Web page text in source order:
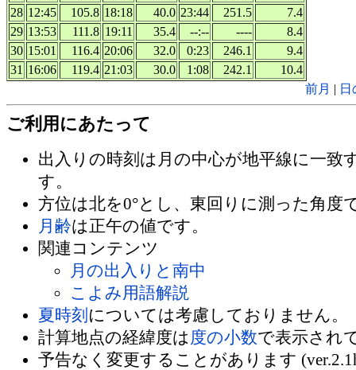
28 12:45 105.8 18:18 40.0 23:44 251.5
7.4
29 13:53 111.8 19:11 35.4 --:-- ----
8.4
30 15:01 116.4 20:06 32.0 0:23 246.1
9.4
31 16:06 119.4 21:03 30.0 1:08 242.1
10.4
前月 |
ご利用にあたって
出入りの時刻は月の中心が地平線に一致
す。
方位は北を0°とし、東回りに測った角度
月齢は正午の値です。
関連コンテンツ
月の出入りと南中
こよみ用語解説
夏時刻 については考慮しておりません。
計算地点の経緯度は 度の小数で表示され
予告なく変更することがあります